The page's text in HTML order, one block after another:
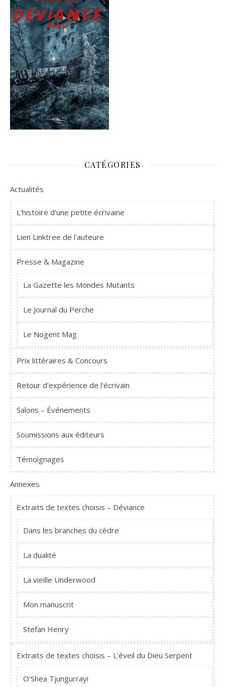
CATÉGORIES
Actualités
L'histoire d'une petite écrivaine
Lien Linktree de l'auteure
Presse & Magazine
La Gazette les Mondes Mutants
Le Journal du Perche
Le Nogent Mag
Prix littéraires & Concours
Retour d'expérience de l'écrivain
Salons – Événements
Soumissions aux éditeurs
Témoignages
Annexes
Extraits de textes choisis – Déviance
Dans les branches du cèdre
La dualité
La vieille Underwood
Mon manuscrit
Stefan Henry
Extraits de textes choisis – L'éveil du Dieu Serpent
O’Shea Tjungurrayi